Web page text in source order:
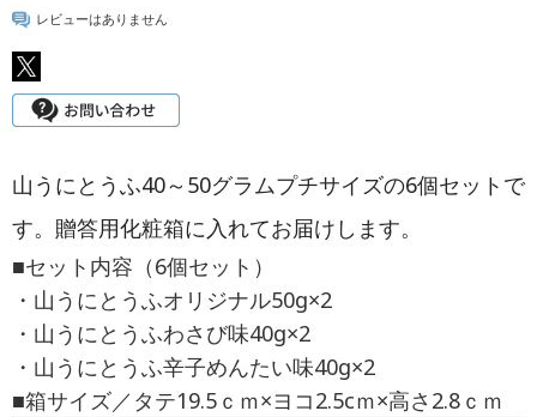
レビューはありません
山うにとうふ40～50グラムプチサイズの6個セットで
す。贈答用化粧箱に入れてお届けします。
■セット内容（6個セット）
・山うにとうふオリジナル50g×2
・山うにとうふわさび味40g×2
・山うにとうふ辛子めんたい味40g×2
■箱サイズ／タテ19.5ｃｍ×ヨコ2.5cｍ×高さ2.8ｃｍ